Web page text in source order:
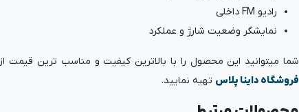
رادیو FM داخلی
نمایشگر وضعیت شارژ و عملکرد
شما میتوانید این محصول را با بالاترین کیفیت و مناسب ترین قیمت از
فروشگاه داینا پلاس تهیه نمایید.